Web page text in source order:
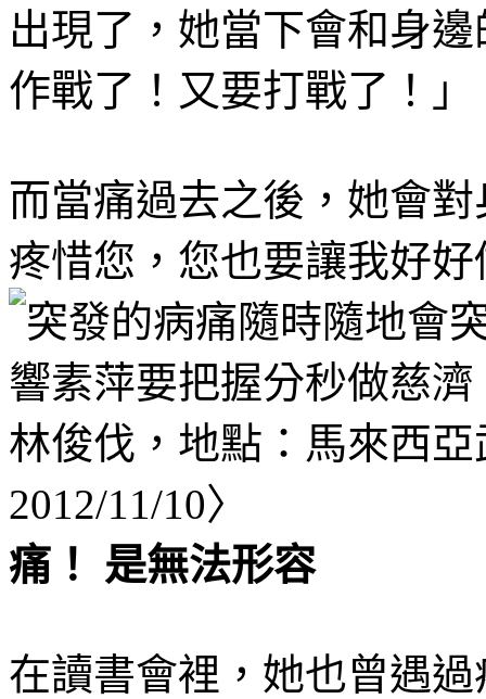
出現了，她當下會和身
作戰了！又要打戰了！」
而當痛過去之後，她會
疼惜您，您也要讓我好
痛！ 是無法形容
在讀書會裡，她也曾遇